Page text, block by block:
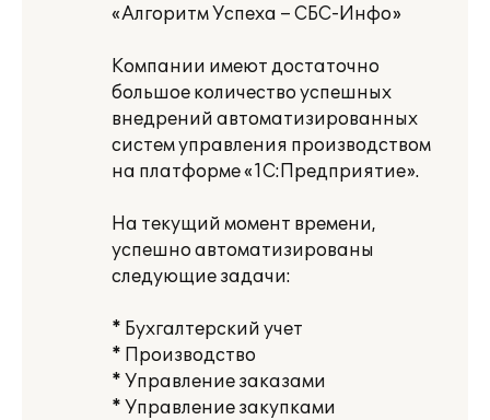
«Алгоритм Успеха – СБС-Инфо»
Компании имеют достаточно
большое количество успешных
внедрений автоматизированных
систем управления производством
на платформе «1С:Предприятие».
На текущий момент времени,
успешно автоматизированы
следующие задачи:
* Бухгалтерский учет
* Производство
* Управление заказами
* Управление закупками